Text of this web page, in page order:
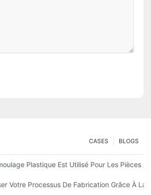
BLOGS
CASES
Multi-MatériauxPlastique Est Utilisé Pour Les Pièces
Durables
Votre Processus De Fabrication Grâce À La